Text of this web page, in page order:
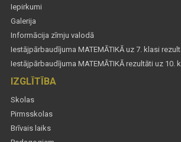
Iepirkumi
Galerija
Informācija zīmju valodā
Iestājpārbaudījuma MATEMĀTIKĀ uz 7. klasi
Iestājpārbaudījuma MATEMĀTIKĀ rezultāti uz 10.
IZGLĪTĪBA
Skolas
Pirmsskolas
Brīvais laiks